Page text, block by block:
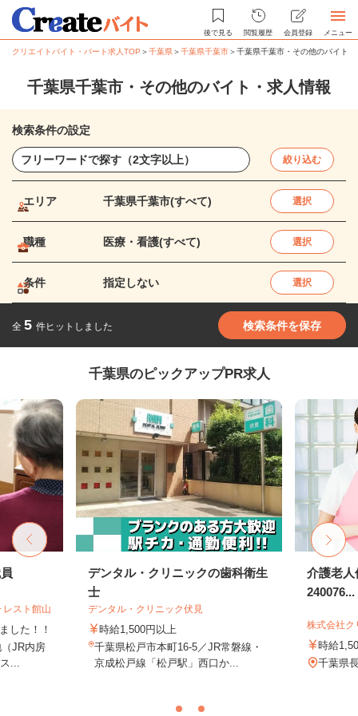
後で見る 閲覧履歴 会員登録 メニュー
クリエイトバイト・パート求人TOP ＞千葉県＞千葉県千葉市＞千葉県千葉市・その他のバイト
千葉県千葉市・その他のバイト・求人情報
検索条件の設定
絞り込む
エリア 千葉県千葉市(すべて) 選択
職種 医療・看護(すべて) 選択
条件 指定しない 選択
全 5 件ヒットしました 検索条件を保存
千葉県のピックアップPR求人
スト館山
した！！
JR内房
...
デンタル・クリニックの歯科衛生
士
デンタル・クリニック伏見
時給1,500円以上
千葉県松戸市本町16-5／JR常磐線・
京成松戸線「松戸駅」西口か...
介護老人
240076...
株式会社
時給
千葉県